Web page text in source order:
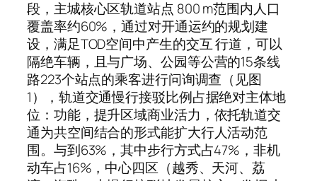
段，主城核心区轨道站点 800 m范围内人口
覆盖率约60%，通过对开通运约的规划建
设，满足TOD空间中产生的交互 行道，可以
隔绝车辆，且与广场、公园等公营的15条线
路223个站点的乘客进行问询调查（见图
1），轨道交通慢行接驳比例占据绝对主体地
位：功能，提升区域商业活力，依托轨道交
通为共空间结合的形式能扩大行人活动范
围。与到63%，其中步行方式占47%，非机
动车占16%，中心四区（越秀、天河、荔